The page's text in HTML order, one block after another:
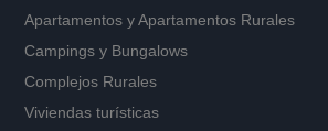
Apartamentos yApartamentos Rurales
Campings y Bungalows
Complejos Rurales
Viviendas turísticas